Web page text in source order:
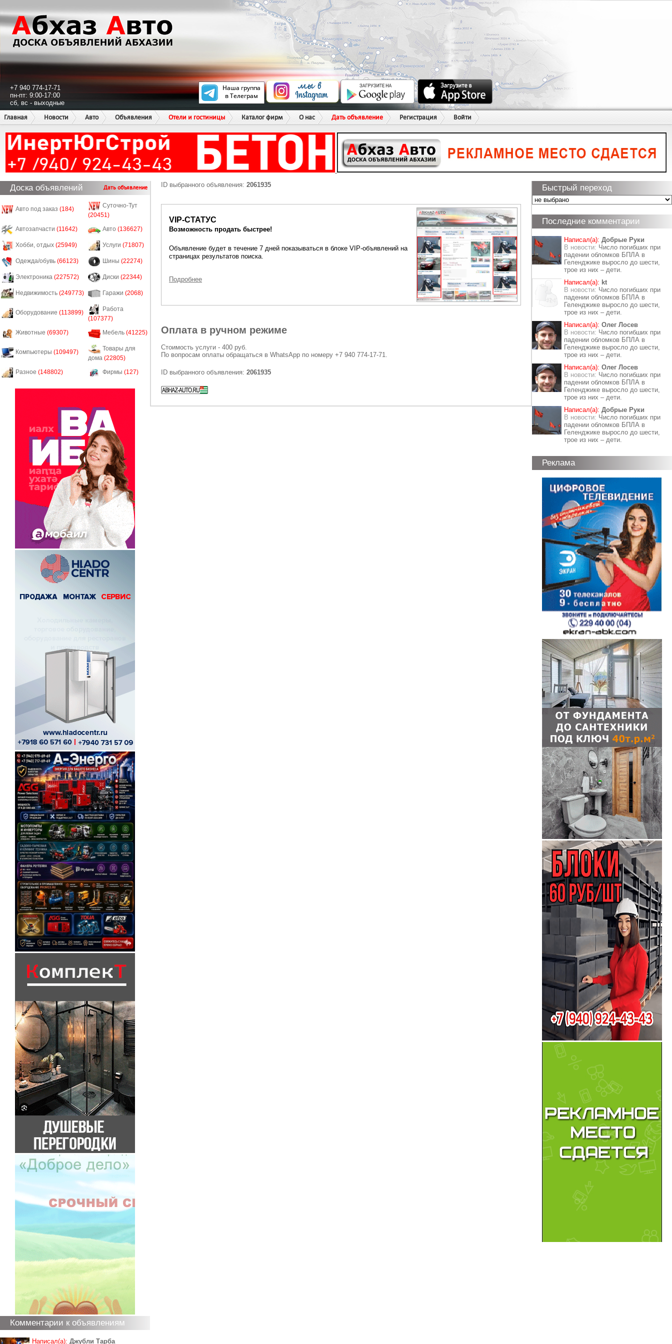
+7 940 774-17-71
пн-пт: 9:00-17:00
сб, вс - выходные
Главная
Новости Авто Объявления Отели и гостиницы Каталог фирм О нас Дать объявление Регистрация Войти
Доска объявлений Дать объявление
Авто под заказ (184)
Суточно-Тут
(20451)
Автозапчасти (11642) Авто (136627)
Хобби, отдых (25949) Услуги (71807)
Одежда/обувь (66123) Шины (22274)
Электроника (227572) Диски (22344)
Недвижимость (249773) Гаражи (2068)
Оборудование (113899)
Работа
(107377)
Животные (69307) Мебель (41225)
Компьютеры (109497)
Товары для
дома (22805)
Разное (148802) Фирмы (127)
Комментарии к объявлениям
Написал(а): Джубли Тарба
ID выбранного объявления: 2061935
VIP-СТАТУС
Возможность продать быстрее!
Объявление будет в течение 7 дней показываться в блоке VIP-объявлений на
страницах результатов поиска.
Подробнее
Оплата в ручном режиме
Стоимость услуги - 400 руб.
По вопросам оплаты обращаться в WhatsApp по номеру +7 940 774-17-71.
ID выбранного объявления: 2061935
Быстрый переход
Последние комментарии
Написал(а): Добрые Руки
В новости: Число погибших при
падении обломков БПЛА в
Геленджике выросло до шести,
трое из них – дети.
Написал(а): kt
В новости: Число погибших при
падении обломков БПЛА в
Геленджике выросло до шести,
трое из них – дети.
Написал(а): Олег Лосев
В новости: Число погибших при
падении обломков БПЛА в
Геленджике выросло до шести,
трое из них – дети.
Написал(а): Олег Лосев
В новости: Число погибших при
падении обломков БПЛА в
Геленджике выросло до шести,
трое из них – дети.
Написал(а): Добрые Руки
В новости: Число погибших при
падении обломков БПЛА в
Геленджике выросло до шести,
трое из них – дети.
Реклама